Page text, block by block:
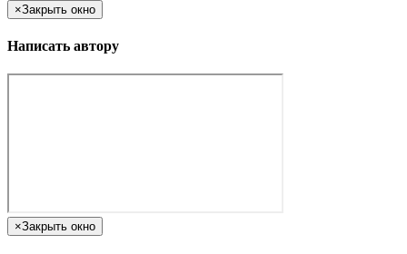
×Закрыть окно
Написать автору
×Закрыть окно